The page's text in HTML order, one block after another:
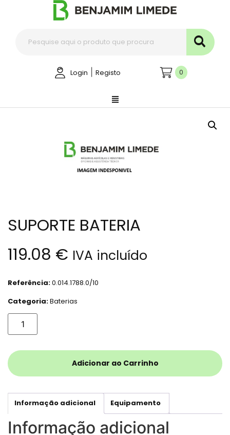
Login Registo 0
SUPORTE BATERIA
119.08 € IVA incluído
Referência:0.014.1788.0/10
Categoria:Baterias
Adicionar ao Carrinho
Informação adicional Equipamento
Informação adicional